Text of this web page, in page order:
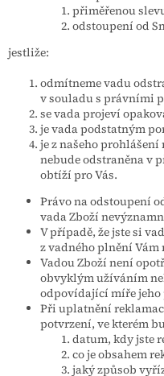
přiměřenou
odstoupení od
jestliže:
odmítneme vadu
v souladu s právními
se vada projeví
je vada podstatným
je z našeho prohlášení
nebude odstraněna v
obtíží pro Vás.
Právo na odstoupení
vada Zboží
V případě, že jste si
z vadného plnění Vám
Vadou Zboží není
obvyklým užíváním
odpovídající míře
Při uplatnění
potvrzení, ve kterém
datum, kdy jste
co je obsahem
jaký způsob